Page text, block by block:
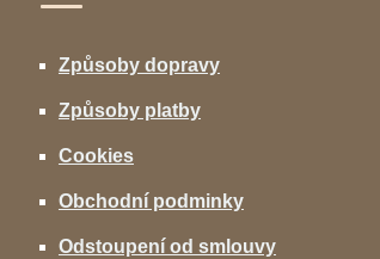
Způsoby dopravy
Způsoby platby
Cookies
Obchodní podminky
Odstoupení od smlouvy